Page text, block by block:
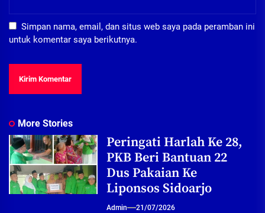
Simpan nama, email, dan situs web saya pada peramban ini
untuk komentar saya berikutnya.
More Stories
Peringati Harlah Ke 28,
PKB Beri Bantuan 22
Dus Pakaian Ke
Liponsos Sidoarjo
Admin 21/07/2026